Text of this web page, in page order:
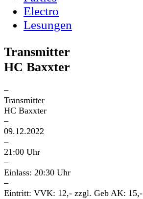
Electro
Lesungen
Transmitter
HC Baxxter
–
Transmitter
HC Baxxter
–
09.12.2022
–
21:00 Uhr
–
Einlass: 20:30 Uhr
–
Eintritt: VVK: 12,- zzgl. Geb AK: 15,-